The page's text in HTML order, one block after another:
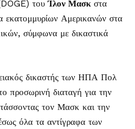
τουΊλον Μασκ στα
εκατομμυρίων Αμερικανών στα
σύμφωνα με δικαστικά
δικαστής των ΗΠΑ Πολ
προσωρινή διαταγή για την
τον Μασκ και την
όλα τα αντίγραφα των